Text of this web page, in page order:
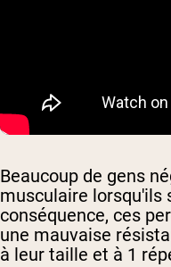
Beaucoup de gens
musculaire lorsqu'ils
conséquence, ces
une mauvaise
à leur taille et à 1